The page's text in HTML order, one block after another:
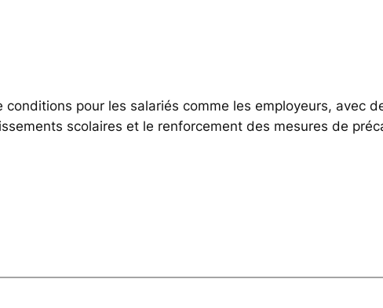
pour les salariés comme les employeurs, avec
scolaires et le renforcement des mesures de